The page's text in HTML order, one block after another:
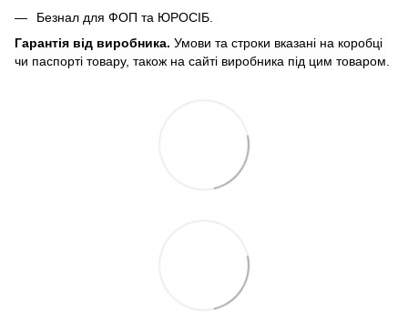
Безнал для ФОП та ЮРОСІБ.
Гарантія від виробника. Умови та строки вказані на коробці
чи паспорті товару, також на сайті виробника під цим товаром.